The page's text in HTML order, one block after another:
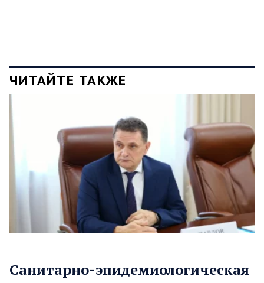
ЧИТАЙТЕ ТАКЖЕ
Санитарно-эпидемиологическая